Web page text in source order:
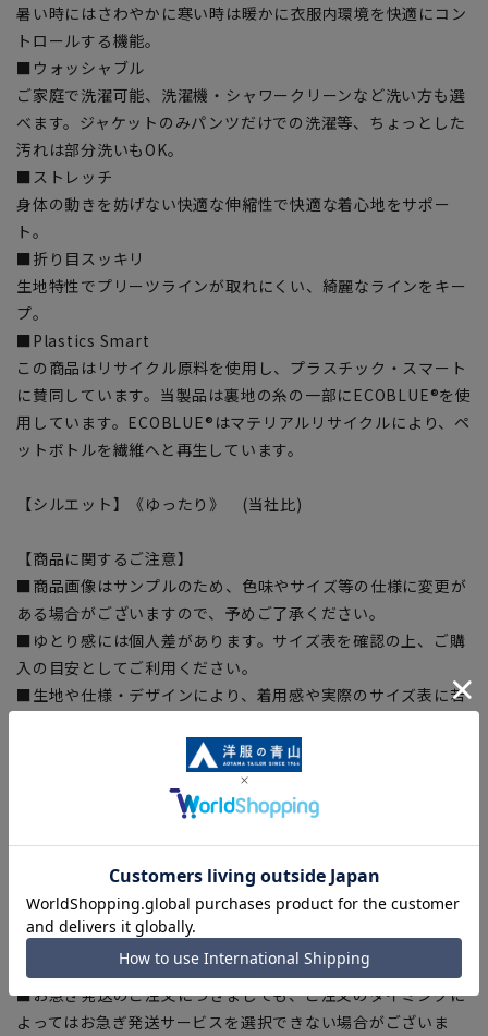
暑い時にはさわやかに寒い時は暖かに衣服内環境を快適にコン
トロールする機能。
■ウォッシャブル
ご家庭で洗濯可能、洗濯機・シャワークリーンなど洗い方も選
べます。ジャケットのみパンツだけでの洗濯等、ちょっとした
汚れは部分洗いもOK。
■ストレッチ
身体の動きを妨げない快適な伸縮性で快適な着心地をサポー
ト。
■折り目スッキリ
生地特性でプリーツラインが取れにくい、綺麗なラインをキー
プ。
■Plastics Smart
この商品はリサイクル原料を使用し、プラスチック・スマート
に賛同しています。当製品は裏地の糸の一部にECOBLUE®を使
用しています。ECOBLUE®はマテリアルリサイクルにより、ペ
ットボトルを繊維へと再生しています。
【シルエット】《ゆったり》 (当社比)
【商品に関するご注意】
■商品画像はサンプルのため、色味やサイズ等の仕様に変更が
ある場合がございますので、予めご了承ください。
■ゆとり感には個人差があります。サイズ表を確認の上、ご購
入の目安としてご利用ください。
■生地や仕様・デザインにより、着用感や実際のサイズ表に若
■サイズスペックは仕上がりサイズを記載しております。一
部、商品現物におすすめサイズ(ヌードサイズ)を記載している
■店舗や各モールサイトと商品在庫を共有しております関係
上、ご注文いただいたタイミングにより欠品が発生し、ご注文
を完了できない場合がございます。予めご了承ください。
■お急ぎ発送のご注文につきましても、ご注文のタイミングに
よってはお急ぎ発送サービスを選択できない場合がございま